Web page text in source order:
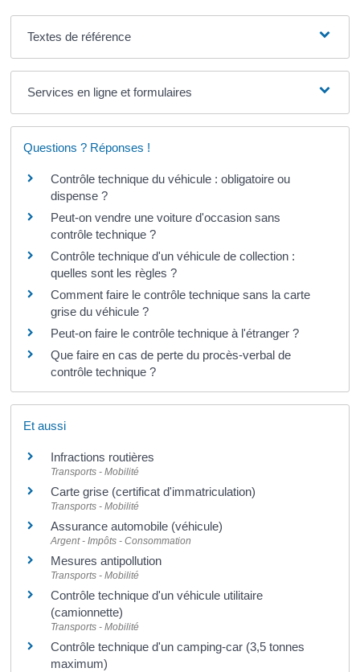
Textes de référence
Services en ligne et formulaires
Questions ? Réponses !
Contrôle technique du véhicule : obligatoire ou
dispense ?
Peut-on vendre une voiture d'occasion sans
contrôle technique ?
Contrôle technique d'un véhicule de collection :
quelles sont les règles ?
Comment faire le contrôle technique sans la carte
grise du véhicule ?
Peut-on faire le contrôle technique à l'étranger ?
Que faire en cas de perte du procès-verbal de
contrôle technique ?
Et aussi
Infractions routières
Transports - Mobilité
Carte grise (certificat d'immatriculation)
Transports - Mobilité
Assurance automobile (véhicule)
Argent - Impôts - Consommation
Mesures antipollution
Transports - Mobilité
Contrôle technique d'un véhicule utilitaire
(camionnette)
Transports - Mobilité
Contrôle technique d'un camping-car (3,5 tonnes
maximum)